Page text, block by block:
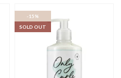
-15%
SOLD OUT